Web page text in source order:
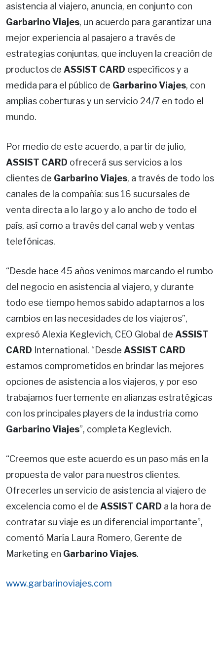
asistencia al viajero, anuncia, en conjunto con
Garbarino Viajes, un acuerdo para garantizar una
mejor experiencia al pasajero a través de
estrategias conjuntas, que incluyen la creación de
productos de ASSIST CARD específicos y a
medida para el público de Garbarino Viajes, con
amplias coberturas y un servicio 24/7 en todo el
mundo.
Por medio de este acuerdo, a partir de julio,
ASSIST CARD ofrecerá sus servicios a los
clientes de Garbarino Viajes, a través de todo los
canales de la compañía: sus 16 sucursales de
venta directa a lo largo y a lo ancho de todo el
país, así como a través del canal web y ventas
telefónicas.
“Desde hace 45 años venimos marcando el rumbo
del negocio en asistencia al viajero, y durante
todo ese tiempo hemos sabido adaptarnos a los
cambios en las necesidades de los viajeros”,
expresó Alexia Keglevich, CEO Global de ASSIST
CARD International. “Desde ASSIST CARD
estamos comprometidos en brindar las mejores
opciones de asistencia a los viajeros, y por eso
trabajamos fuertemente en alianzas estratégicas
con los principales players de la industria como
Garbarino Viajes”, completa Keglevich.
“Creemos que este acuerdo es un paso más en la
propuesta de valor para nuestros clientes.
Ofrecerles un servicio de asistencia al viajero de
excelencia como el de ASSIST CARD a la hora de
contratar su viaje es un diferencial importante”,
comentó María Laura Romero, Gerente de
Marketing en Garbarino Viajes.
www.garbarinoviajes.com